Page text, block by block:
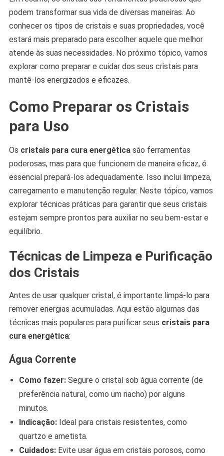
podem transformar sua vida de diversas maneiras. Ao
conhecer os tipos de cristais e suas propriedades, você
estará mais preparado para escolher aquele que melhor
atende às suas necessidades. No próximo tópico, vamos
explorar como preparar e cuidar dos seus cristais para
mantê-los energizados e eficazes.
Como Preparar os Cristais
para Uso
Os cristais para cura energéticasão ferramentas
poderosas, mas para que funcionem de maneira eficaz, é
essencial prepará-los adequadamente. Isso inclui limpeza,
carregamento e manutenção regular. Neste tópico, vamos
explorar técnicas práticas para garantir que seus cristais
estejam sempre prontos para auxiliar no seu bem-estar e
equilíbrio.
Técnicas de Limpeza e Purificação
dos Cristais
Antes de usar qualquer cristal, é importante limpá-lo para
remover energias acumuladas. Aqui estão algumas das
técnicas mais populares para purificar seus cristais para
cura energética:
Água Corrente
Como fazer:Segure o cristal sob água corrente (de
preferência natural, como um riacho) por alguns
minutos.
Indicação:Ideal para cristais resistentes, como
quartzo e ametista.
Cuidados:Evite usar água em cristais porosos, como